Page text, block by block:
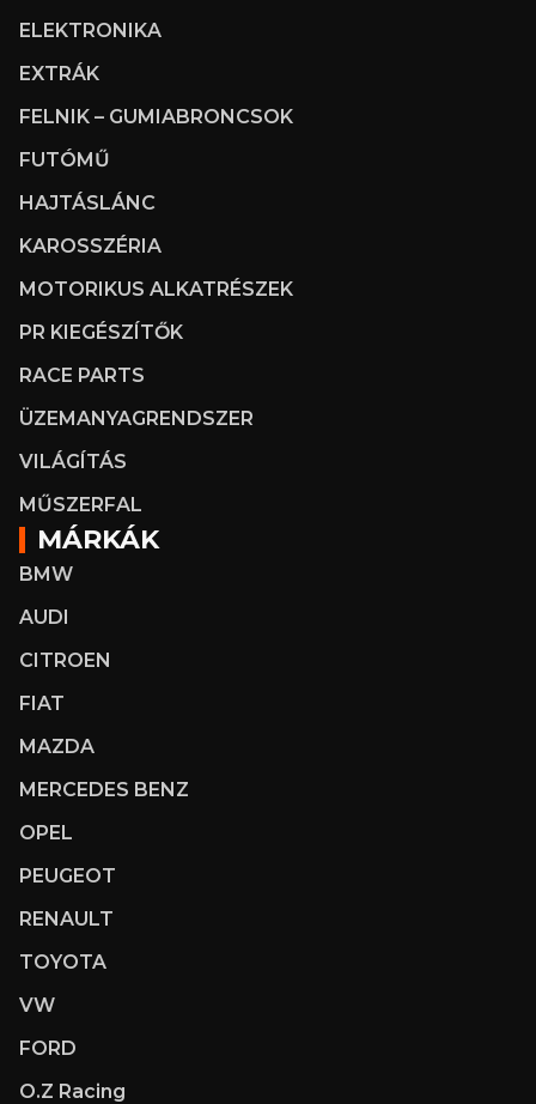
ELEKTRONIKA
EXTRÁK
FELNIK – GUMIABRONCSOK
FUTÓMŰ
HAJTÁSLÁNC
KAROSSZÉRIA
MOTORIKUS ALKATRÉSZEK
PR KIEGÉSZÍTŐK
RACE PARTS
ÜZEMANYAGRENDSZER
VILÁGÍTÁS
MŰSZERFAL
MÁRKÁK
BMW
AUDI
CITROEN
FIAT
MAZDA
MERCEDES BENZ
OPEL
PEUGEOT
RENAULT
TOYOTA
VW
FORD
O.Z Racing